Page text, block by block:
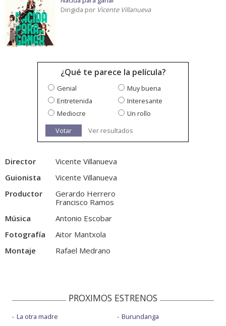
Dirigida por Vicente Villanueva
¿Qué te parece la película?
Genial
Muy buena
Entretenida
Interesante
Mediocre
Un rollo
Votar
Ver resultados
Director
Vicente Villanueva
Guionista
Vicente Villanueva
Productor
Gerardo Herrero
Francisco Ramos
Música
Antonio Escobar
Fotografía
Aitor Mantxola
Montaje
Rafael Medrano
PROXIMOS ESTRENOS
La otra madre
Burundanga